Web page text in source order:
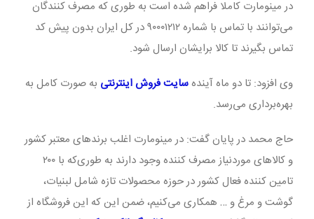
در مینومارت کاملا فراهم شده است به طوری‌ که مصرف کنندگان
می‌توانند با تماس با شماره ۹۰۰۰۱۲۱۲ در کل ایران بدون پیش کد
تماس بگیرند تا کالا برایشان ارسال شود.
وی افزود: تا دو ماه آیندهسایت فروش اینترنتی به صورت کامل به
بهره‌برداری می‌رسد.
حاج محمد در پایان گفت: در مینومارت اغلب برندهای معتبر کشور
و کالاهای موردنیاز مصرف کننده وجود دارند به طوری‌که با ۲۰۰
تامین کننده فعال کشور در حوزه محصولات تازه شامل لبنیات،
گوشت و مرغ و … همکاری می‌کنیم، ضمن این که این فروشگاه از